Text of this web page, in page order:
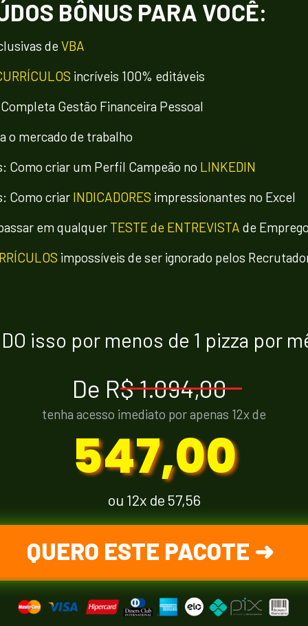
De R$ 1.094,00
tenha acesso imediato por apenas 12x de
isso por menos de 1 pizza por
QUERO ESTE PACOTE ➜
de VBA
incríveis 100% editáveis
Completa Gestão Financeira Pessoal
o mercado de trabalho
Como criar um Perfil Campeão no LINKEDIN
Como criar INDICADORES impressionantes no Excel
em qualquer TESTE de ENTREVISTA de
impossíveis de ser ignorado pelos
BÔNUS PARA VOCÊ:
547,00
ou 12x de 57,56